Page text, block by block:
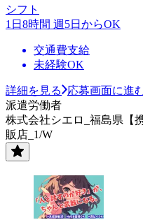
シフト
1日8時間 週5日からOK
交通費支給
未経験OK
詳細を見る
応募画面に進
派遣労働者
株式会社シエロ_福島県【
販店_1/W